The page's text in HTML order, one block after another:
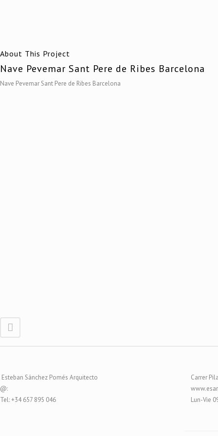
About This Project
Nave Pevemar Sant Pere de Ribes Barcelona
Nave Pevemar Sant Pere de Ribes Barcelona
Esteban Sánchez Pomés Arquitecto
@:
Tel: +34 657 895 046
Carrer
Lun-Vie